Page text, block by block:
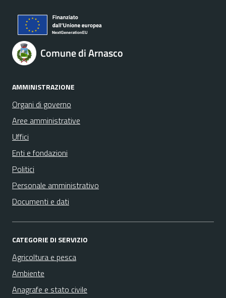
Comune di Arnasco
AMMINISTRAZIONE
Organi di governo
Aree amministrative
Uffici
Enti e fondazioni
Politici
Personale amministrativo
Documenti e dati
CATEGORIE DI SERVIZIO
Agricoltura e pesca
Ambiente
Anagrafe e stato civile